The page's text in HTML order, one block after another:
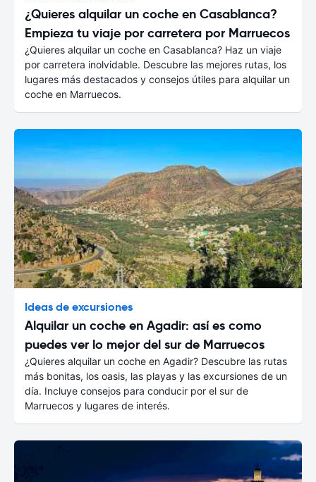
¿Quieres alquilar un coche en Casablanca?
Empieza tu viaje por carretera por Marruecos
¿Quieres alquilar un coche en Casablanca? Haz un viaje
por carretera inolvidable. Descubre las mejores rutas, los
lugares más destacados y consejos útiles para alquilar un
coche en Marruecos.
Ideas de excursiones
Alquilar un coche en Agadir: así es como
puedes ver lo mejor del sur de Marruecos
¿Quieres alquilar un coche en Agadir? Descubre las rutas
más bonitas, los oasis, las playas y las excursiones de un
día. Incluye consejos para conducir por el sur de
Marruecos y lugares de interés.